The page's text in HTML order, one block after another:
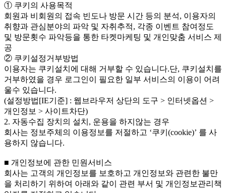
① 쿠키의 사용목적
회원과 비회원의 접속 빈도나 방문 시간 등의 분석, 이용자의
취향과 관심분야의 파악 및 자취추적, 각종 이벤트 참여정도
및 방문횟수 파악등을 통한 타켓마케팅 및 개인맞춤 서비스 제
공
② 쿠키설정거부방법
이용자는 쿠키설치에 대해 거부할 수 있습니다.단, 쿠키설치를
거부하였을 경우 로그인이 필요한 일부 서비스의 이용이 어려
울수 있습니다.
(설정방법[IE기준] : 웹브라우저 상단의 도구 > 인터넷옵션 >
개인정보 > 사이트차단)
2. 자동수집 장치의 설치, 운용을 하지않는 경우
회사는 정보주체의 이용정보를 저절하고 ‘쿠키(cookie)’ 를 사
용하지 않습니다.
■ 개인정보에 관한 민원서비스
회사는 고객의 개인정보를 보호하고 개인정보와 관련한 불만
을 처리하기 위하여 아래와 같이 관련 부서 및 개인정보관리책